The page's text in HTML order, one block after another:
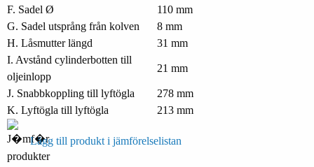
F. Sadel Ø
110 mm
G. Sadel utsprång från kolven
8 mm
H. Låsmutter längd
31 mm
I. Avstånd cylinderbotten till
oljeinlopp
21 mm
J. Snabbkoppling till lyftögla
278 mm
K. Lyftögla till lyftögla
213 mm
Lägg till produkt i jämförelselistan